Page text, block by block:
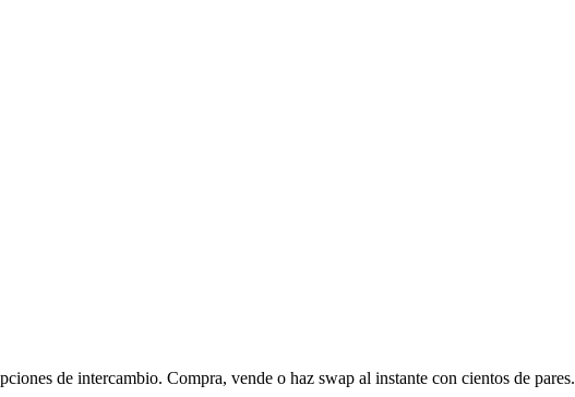
de intercambio. Compra, vende o haz swap al instante con cientos de pares.